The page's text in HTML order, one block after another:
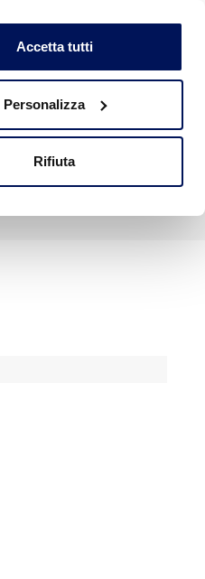
Accetta tutti
Personalizza
Rifiuta
ED EVENTI